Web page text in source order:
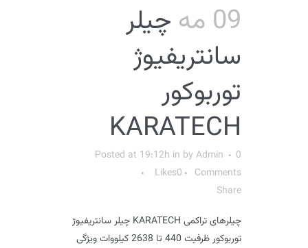
09 مه
چيلر
سانتريفيوژ
توربوكور
KARATECH
Posted at 19:12h in by Admin
0
Comments
0
Likes
Share
چیلرهای تراکمی KARATECH چيلر سانتريفيوژ
توربوكور ظرفیت 440 تا 2638 کیلووات ویژگی